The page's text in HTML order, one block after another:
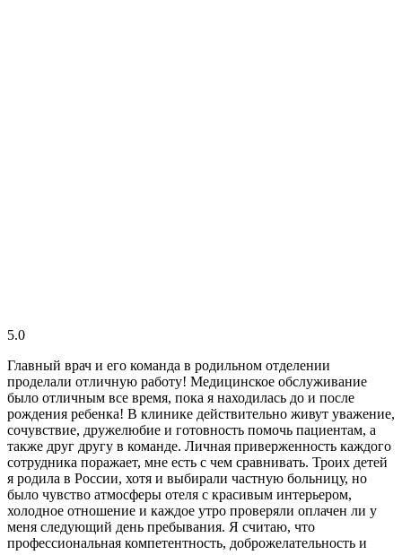
5.0
Главный врач и его команда в родильном отделении
проделали отличную работу! Медицинское обслуживание
было отличным все время, пока я находилась до и после
рождения ребенка! В клинике действительно живут уважение,
сочувствие, дружелюбие и готовность помочь пациентам, а
также друг другу в команде. Личная приверженность каждого
сотрудника поражает, мне есть с чем сравнивать. Троих детей
я родила в России, хотя и выбирали частную больницу, но
было чувство атмосферы отеля с красивым интерьером,
холодное отношение и каждое утро проверяли оплачен ли у
меня следующий день пребывания. Я считаю, что
профессиональная компетентность, доброжелательность и